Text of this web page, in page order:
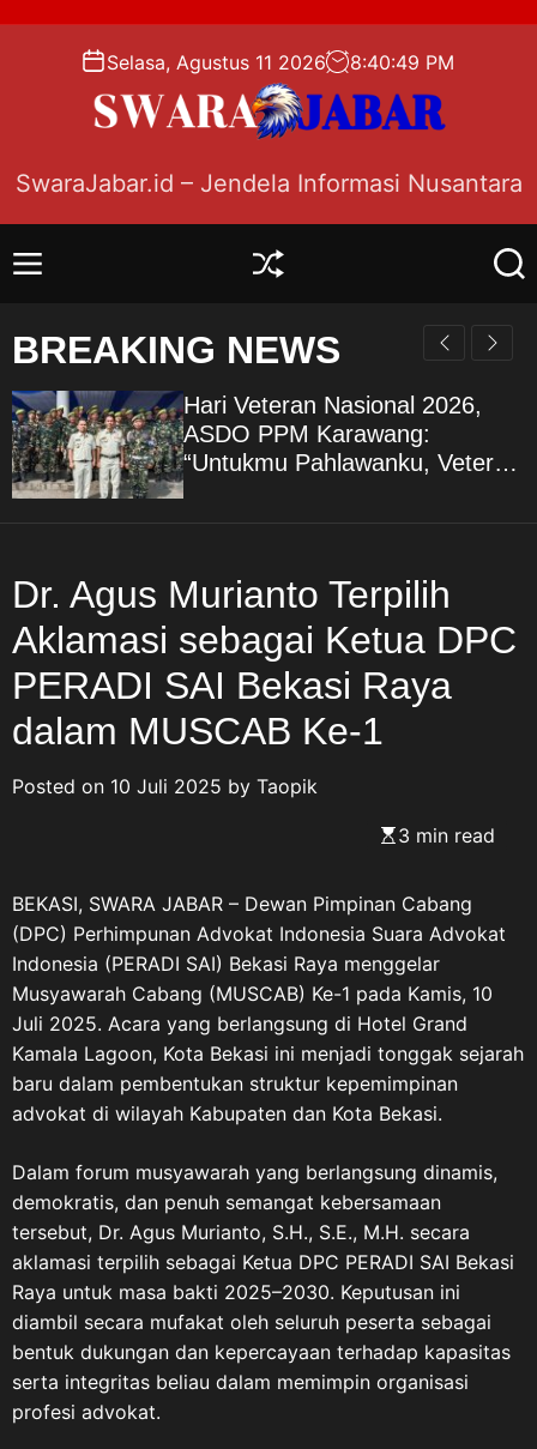
o
Selasa, Agustus 11 2026 8:40:50 PM
SwaraJabar.id – Jendela Informasi Nusantara
M
u
S
f
e
S
r
BREAKING NEWS
Hari Veteran Nasional 2026,
ASDO PPM Karawang:
“Untukmu Pahlawanku, Veteran
Republik Indonesia”
(HARVETNAS) setiap 10
Agustus bukan sekadar
momentum seremonial,
melainkan ruang refleksi bagi
bangsa Indonesia untuk
kembali mengenang jasa,
pengorbanan, dan pengabdian
para Veteran Republik
merebut, mempertahankan,
Negara Kesatuan Republik
Indonesia. Pesan tersebut
disampaikan ASDO, Sekretaris
PC Pemuda Panca Marga
(PPM) Karawang, bertepatan
dengan Hari Veteran Nasional
2026. Dengan penuh
penghormatan kepada para
pejuang bangsa, ASDO
sarat makna: “Untukmu
Pahlawanku, Veteran Republik
Indonesia. Terima kasih atas
perjuangan, pengorbanan, dan
pengabdian yang telah
diberikan untuk bangsa dan
negara.” Menurut ASDO,
sejarah perjuangan para
Dr. Agus Murianto Terpilih
Aklamasi sebagai Ketua DPC
PERADI SAI Bekasi Raya
dalam MUSCAB Ke-1
Posted on 10 Juli 2025 by Taopik
3 min read
BEKASI, SWARA JABAR – Dewan Pimpinan Cabang
(DPC) Perhimpunan Advokat Indonesia Suara Advokat
Indonesia (PERADI SAI) Bekasi Raya menggelar
Musyawarah Cabang (MUSCAB) Ke-1 pada Kamis, 10
Juli 2025. Acara yang berlangsung di Hotel Grand
Kamala Lagoon, Kota Bekasi ini menjadi tonggak sejarah
baru dalam pembentukan struktur kepemimpinan
advokat di wilayah Kabupaten dan Kota Bekasi.
Dalam forum musyawarah yang berlangsung dinamis,
demokratis, dan penuh semangat kebersamaan
tersebut, Dr. Agus Murianto, S.H., S.E., M.H. secara
aklamasi terpilih sebagai Ketua DPC PERADI SAI Bekasi
Raya untuk masa bakti 2025–2030. Keputusan ini
diambil secara mufakat oleh seluruh peserta sebagai
bentuk dukungan dan kepercayaan terhadap kapasitas
serta integritas beliau dalam memimpin organisasi
profesi advokat.